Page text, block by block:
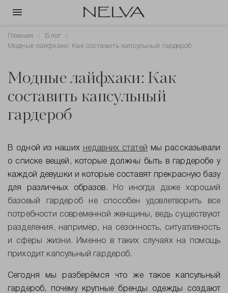
Главная
Блог
Модные лайфхаки: Как составить капсульный гардероб
Модные лайфхаки: Как
составить капсульный
гардероб
В одной из наших недавних статей мы рассказывали
о списке вещей, которые должны быть в гардеробе у
каждой девушки и которые составят прекрасную базу
для различных образов.
Но иногда даже хороший
базовый гардероб не способен удовлетворить все
потребности современной женщины, ведь существуют
разделения, например, на сезонность, ситуативность
и сферы жизни. Именно в таких случаях на помощь
приходит капсульный гардероб.
Сегодня мы разберёмся что же такое капсульный
гардероб, почему крупные бренды одежды создают